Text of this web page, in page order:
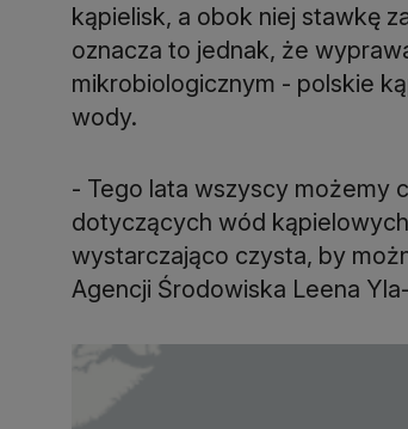
kąpielisk, a obok niej stawkę
oznacza to jednak, że
mikrobiologicznym - polskie
wody.
- Tego lata wszyscy możemy
dotyczących wód
wystarczająco czysta, by
Agencji Środowiska Leena